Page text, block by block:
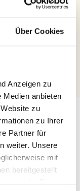
Über Cookies
Anzeigen zu
Medien anbieten
zu
zu Ihrer
Partner für
weiter. Unsere
mit
bereitgestellt
der Dienste
mit
Meist
Die
oder